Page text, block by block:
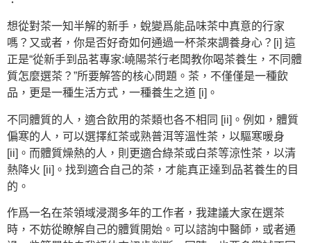
想從對茶一知半解的新手，蛻變爲能品味茶中真意的行家
嗎？又或者，你是否好奇如何通過一杯茶來調養身心？[i] 這
正是“從新手到品茗專家:嶢陽茶行老闆教你喝茶養生，不同體
質怎麼選茶？”所要解答的核心問題。茶，不僅僅是一種飲
品，更是一種生活方式，一種養生之道 [i]。
不同體質的人，適合飲用的茶類也各不相同 [ii]。例如，體質
偏寒的人，可以選擇紅茶或熟普洱等溫性茶，以驅寒暖身
[ii]。而體質燥熱的人，則更適合綠茶或白茶等涼性茶，以清
熱降火 [ii]。找到適合自己的茶，才能真正達到品茗養生的目
的。
作爲一名在茶領域浸潤多年的工作者，我建議大家在選茶
時，不妨從瞭解自己的體質開始。可以諮詢中醫師，或者通